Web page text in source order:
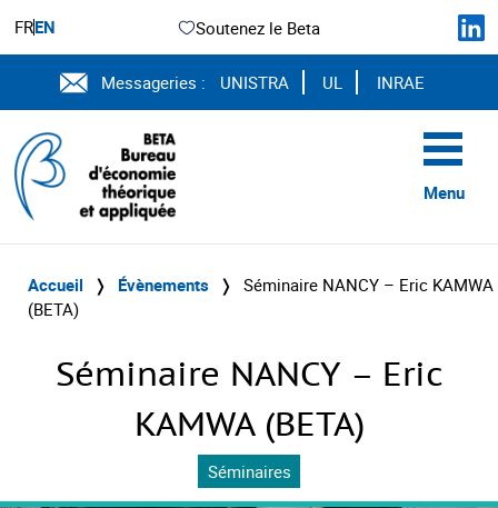
FREN Soutenez le Beta
Messageries : UNISTRA UL INRAE
Menu
Accueil ❭ Évènements ❭ Séminaire NANCY – Eric KAMWA
(BETA)
Séminaire NANCY – Eric
KAMWA (BETA)
Séminaires